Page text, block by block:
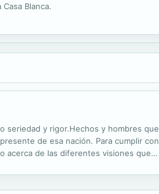
Blanca.
seriedad y rigor.Hechos y hombres que
de esa nación. Para cumplir con
acerca de las diferentes visiones que